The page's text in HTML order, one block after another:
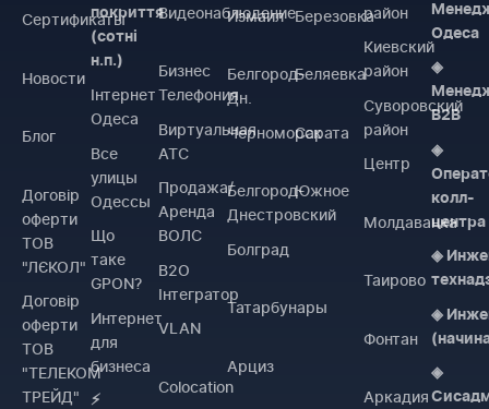
Сертификаты
Новости
Блог
Договiр
оферти
ТОВ
"ЛЄКОЛ"
Договiр
оферти
ТОВ
"ТЕЛЕКОМ
ТРЕЙД"
покриття
(сотні
н.п.)
Інтернет
Одеса
Все
улицы
Одессы
Що
таке
GPON?
Интернет
для
бизнеса
⚡
Видеонаблюдение
Бизнес
Телефония
Виртуальная
АТС
Продажа/
Аренда
ВОЛС
B2O
Інтегратор
VLAN
Colocation
Измаил
Белгород-
Дн.
Черноморск
Белгород-
Днестровский
Болград
Татарбунары
Арциз
Березовка
Беляевка
Сарата
Южное
район
Киевский
район
Суворовский
район
Центр
Молдаванка
Таирово
Фонтан
Аркадия
Одеса
◈
B2B
◈
колл-
центра
◈
◈
◈